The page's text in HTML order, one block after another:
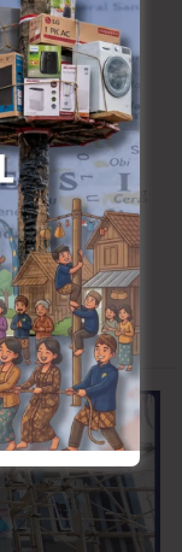
satu investasi
untuk memilih
Dengan jasa yang
sesuai
Dalam artikel